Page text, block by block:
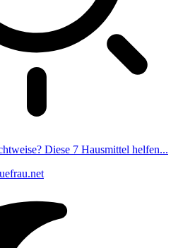
Diese 7 Hausmittel helfen...